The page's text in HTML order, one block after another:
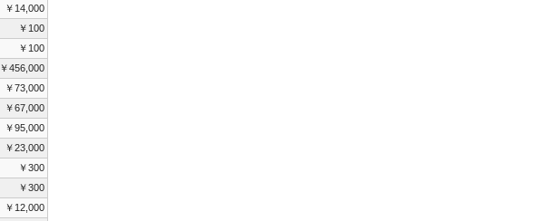
￥14,000
￥100
￥100
￥456,000
￥73,000
￥67,000
￥95,000
￥23,000
￥300
￥300
￥12,000